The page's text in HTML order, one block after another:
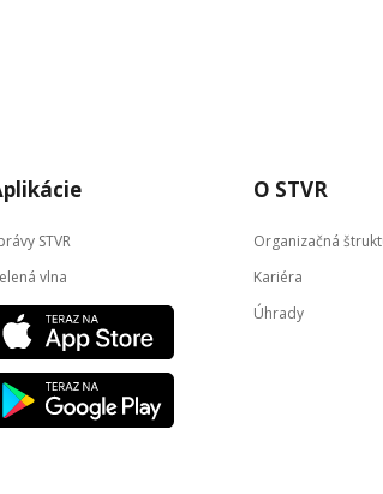
STVR
vlna
O STVR
Organizačná
Kariéra
Úhrady